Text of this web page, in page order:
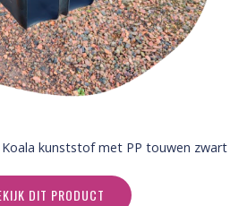
kunststof met PP touwen zwart
DIT PRODUCT